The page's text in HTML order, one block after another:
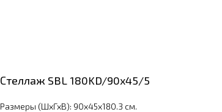
Стеллаж SBL 180KD/90x45/5
Размеры (ШхГхВ): 90x45x180.3 см.